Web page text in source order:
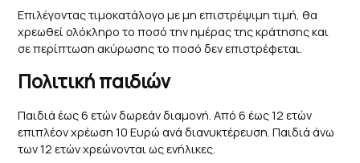
Επιλέγοντας τιμοκατάλογο με μη επιστρέψιμη τιμή, θα
χρεωθεί ολόκληρο το ποσό την ημέρας της κράτησης και
σε περίπτωση ακύρωσης το ποσό δεν επιστρέφεται.
Πολιτική παιδιών
Παιδιά έως 6 ετών δωρεάν διαμονή. Από 6 έως 12 ετών
επιπλέον χρέωση 10 Ευρώ ανά διανυκτέρευση. Παιδιά άνω
των 12 ετών χρεώνονται ως ενήλικες.